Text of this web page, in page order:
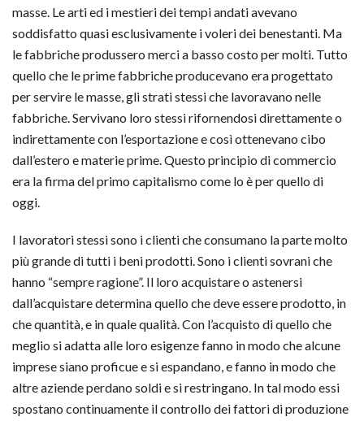
masse. Le arti ed i mestieri dei tempi andati avevano
soddisfatto quasi esclusivamente i voleri dei benestanti. Ma
le fabbriche produssero merci a basso costo per molti. Tutto
quello che le prime fabbriche producevano era progettato
per servire le masse, gli strati stessi che lavoravano nelle
fabbriche. Servivano loro stessi rifornendosi direttamente o
indirettamente con l’esportazione e così ottenevano cibo
dall’estero e materie prime. Questo principio di commercio
era la firma del primo capitalismo come lo è per quello di
oggi.
I lavoratori stessi sono i clienti che consumano la parte molto
più grande di tutti i beni prodotti. Sono i clienti sovrani che
hanno “sempre ragione”. Il loro acquistare o astenersi
dall’acquistare determina quello che deve essere prodotto, in
che quantità, e in quale qualità. Con l’acquisto di quello che
meglio si adatta alle loro esigenze fanno in modo che alcune
imprese siano proficue e si espandano, e fanno in modo che
altre aziende perdano soldi e si restringano. In tal modo essi
spostano continuamente il controllo dei fattori di produzione